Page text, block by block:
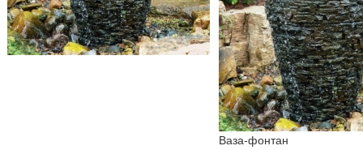
Ваза-фонтан